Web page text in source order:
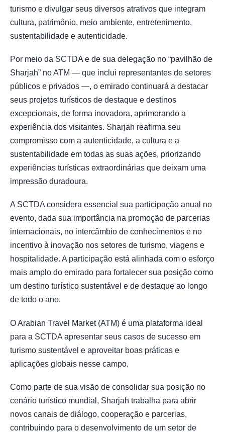
turismo e divulgar seus diversos atrativos que integram
cultura, patrimônio, meio ambiente, entretenimento,
sustentabilidade e autenticidade.
Por meio da SCTDA e de sua delegação no “pavilhão de
Sharjah” no ATM — que inclui representantes de setores
públicos e privados —, o emirado continuará a destacar
seus projetos turísticos de destaque e destinos
excepcionais, de forma inovadora, aprimorando a
experiência dos visitantes. Sharjah reafirma seu
compromisso com a autenticidade, a cultura e a
sustentabilidade em todas as suas ações, priorizando
experiências turísticas extraordinárias que deixam uma
impressão duradoura.
A SCTDA considera essencial sua participação anual no
evento, dada sua importância na promoção de parcerias
internacionais, no intercâmbio de conhecimentos e no
incentivo à inovação nos setores de turismo, viagens e
hospitalidade. A participação está alinhada com o esforço
mais amplo do emirado para fortalecer sua posição como
um destino turístico sustentável e de destaque ao longo
de todo o ano.
O Arabian Travel Market (ATM) é uma plataforma ideal
para a SCTDA apresentar seus casos de sucesso em
turismo sustentável e aproveitar boas práticas e
aplicações globais nesse campo.
Como parte de sua visão de consolidar sua posição no
cenário turístico mundial, Sharjah trabalha para abrir
novos canais de diálogo, cooperação e parcerias,
contribuindo para o desenvolvimento de um setor de